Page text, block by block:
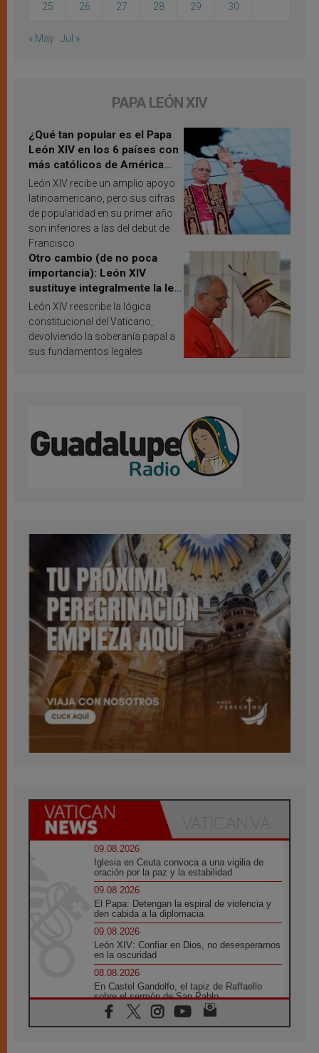
25 26 27 28 29 30
« May Jul »
PAPA LEÓN XIV
¿Qué tan popular es el Papa
León XIV en los 6 países con
más católicos de América
Latina en 2026? Publican
resultados de investigación
León XIV recibe un amplio apoyo
latinoamericano, pero sus cifras
de popularidad en su primer año
son inferiores a las del debut de
Francisco
Otro cambio (de no poca
importancia): León XIV
sustituye integralmente la ley
vaticana de Papa Francisco
León XIV reescribe la lógica
constitucional del Vaticano,
devolviendo la soberanía papal a
sus fundamentos legales
09.08.2026
Iglesia en Ceuta convoca a una vigilia de
oración por la paz y la estabilidad
09.08.2026
El Papa: Detengan la espiral de violencia y
den cabida a la diplomacia
09.08.2026
León XIV: Confiar en Dios, no desesperarnos
en la oscuridad
08.08.2026
En Castel Gandolfo, el tapiz de Raffaello
sobre el sermón de San Pablo
08.08.2026
En Colombia, «la paz no se compra con una